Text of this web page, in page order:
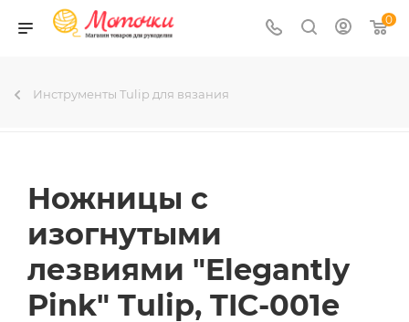
0
Инструменты Tulip для вязания
Ножницы с
изогнутыми
лезвиями "Elegantly
Pink" Tulip, TIC-001e